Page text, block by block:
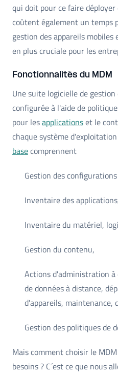
qui doit pour ce faire
coûtent également un temps
gestion des appareils mobiles
en plus cruciale pour les
Fonctionnalités du MDM
Une suite logicielle de
configurée à l'aide de
pour lesapplicationset le
chaque système
basecomprennent
Gestion des
Inventaire des
Inventaire du matériel,
Gestion du contenu,
Actions d'administration à
de données à distance,
d'appareils, maintenance,
Gestion des politiques de
Mais comment choisir le
besoins ? C´est ce que nous